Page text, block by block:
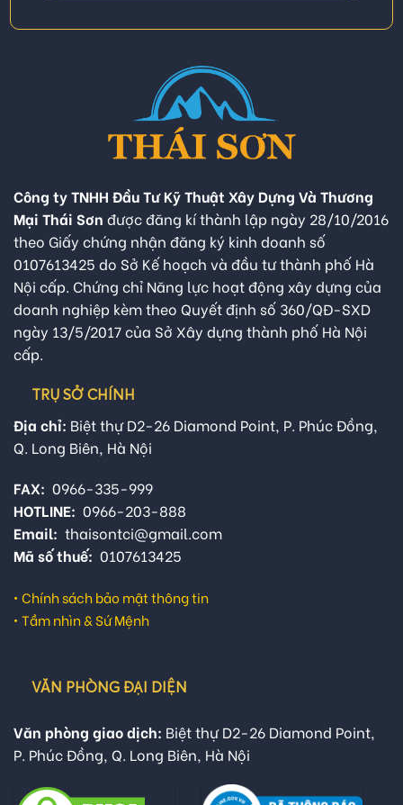
Công ty TNHH Đầu Tư Kỹ Thuật Xây Dựng Và Thương
Mại Thái Sơn được đăng kí thành lập ngày 28/10/2016
theo Giấy chứng nhận đăng ký kinh doanh số
0107613425 do Sở Kế hoạch và đầu tư thành phố Hà
Nội cấp. Chứng chỉ Năng lực hoạt động xây dựng của
doanh nghiệp kèm theo Quyết định số 360/QĐ-SXD
ngày 13/5/2017 của Sở Xây dựng thành phố Hà Nội
cấp.
TRỤ SỞ CHÍNH
Địa chỉ: Biệt thự D2-26 Diamond Point, P. Phúc Đồng,
Q. Long Biên, Hà Nội
FAX: 0966-335-999
HOTLINE: 0966-203-888
Email: thaisontci@gmail.com
Mã số thuế: 0107613425
• Chính sách bảo mật thông tin
• Tầm nhìn & Sứ Mệnh
VĂN PHÒNG ĐẠI DIỆN
Văn phòng giao dịch: Biệt thự D2-26 Diamond Point,
P. Phúc Đồng, Q. Long Biên, Hà Nội